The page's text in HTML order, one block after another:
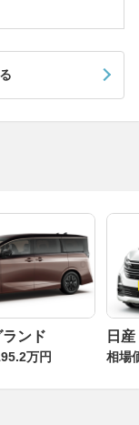
ランド
万円
日
相場